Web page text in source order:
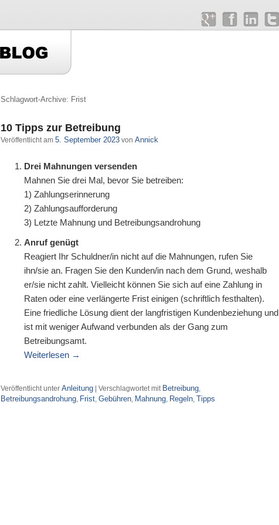
Schlagwort-Archive: Frist
10 Tipps zur Betreibung
Veröffentlicht am 5. September 2023 von Annick
Drei Mahnungen versenden
Mahnen Sie drei Mal, bevor Sie betreiben:
1) Zahlungserinnerung
2) Zahlungsaufforderung
3) Letzte Mahnung und Betreibungsandrohung
Anruf genügt
Reagiert Ihr Schuldner/in nicht auf die Mahnungen, rufen Sie
ihn/sie an. Fragen Sie den Kunden/in nach dem Grund, weshalb
er/sie nicht zahlt. Vielleicht können Sie sich auf eine Zahlung in
Raten oder eine verlängerte Frist einigen (schriftlich festhalten).
Eine friedliche Lösung dient der langfristigen Kundenbeziehung und
ist mit weniger Aufwand verbunden als der Gang zum
Betreibungsamt.
Weiterlesen →
Veröffentlicht unter Anleitung Verschlagwortet mit Betreibung,
Betreibungsandrohung, Frist, Gebühren, Mahnung, Regeln, Tipps